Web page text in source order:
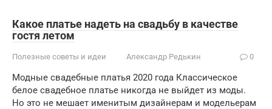
Какое платье надеть на свадьбу в качестве
гостя летом
Полезные советы и идеи Александр Редькин 0
Модные свадебные платья 2020 года Классическое
белое свадебное платье никогда не выйдет из моды.
Но это не мешает именитым дизайнерам и модельерам